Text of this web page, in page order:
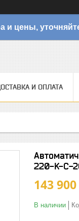
и цены,
И ОПЛАТА
220-K-C-
143
В наличии